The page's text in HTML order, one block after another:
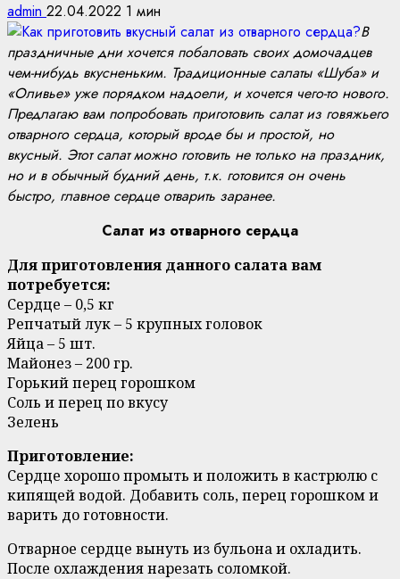
admin 22.04.2022 1 мин
В
праздничные дни хочется побаловать своих домочадцев
чем-нибудь вкусненьким. Традиционные салаты «Шуба» и
«Оливье» уже порядком надоели, и хочется чего-то нового.
Предлагаю вам попробовать приготовить салат из говяжьего
отварного сердца, который вроде бы и простой, но
вкусный. Этот салат можно готовить не только на праздник,
но и в обычный будний день, т.к. готовится он очень
быстро, главное сердце отварить заранее.
Салат из отварного сердца
Для приготовления данного салата вам
потребуется:
Сердце – 0,5 кг
Репчатый лук – 5 крупных головок
Яйца – 5 шт.
Майонез – 200 гр.
Горький перец горошком
Соль и перец по вкусу
Зелень
Приготовление:
Сердце хорошо промыть и положить в кастрюлю с
кипящей водой. Добавить соль, перец горошком и
варить до готовности.
Отварное сердце вынуть из бульона и охладить.
После охлаждения нарезать соломкой.